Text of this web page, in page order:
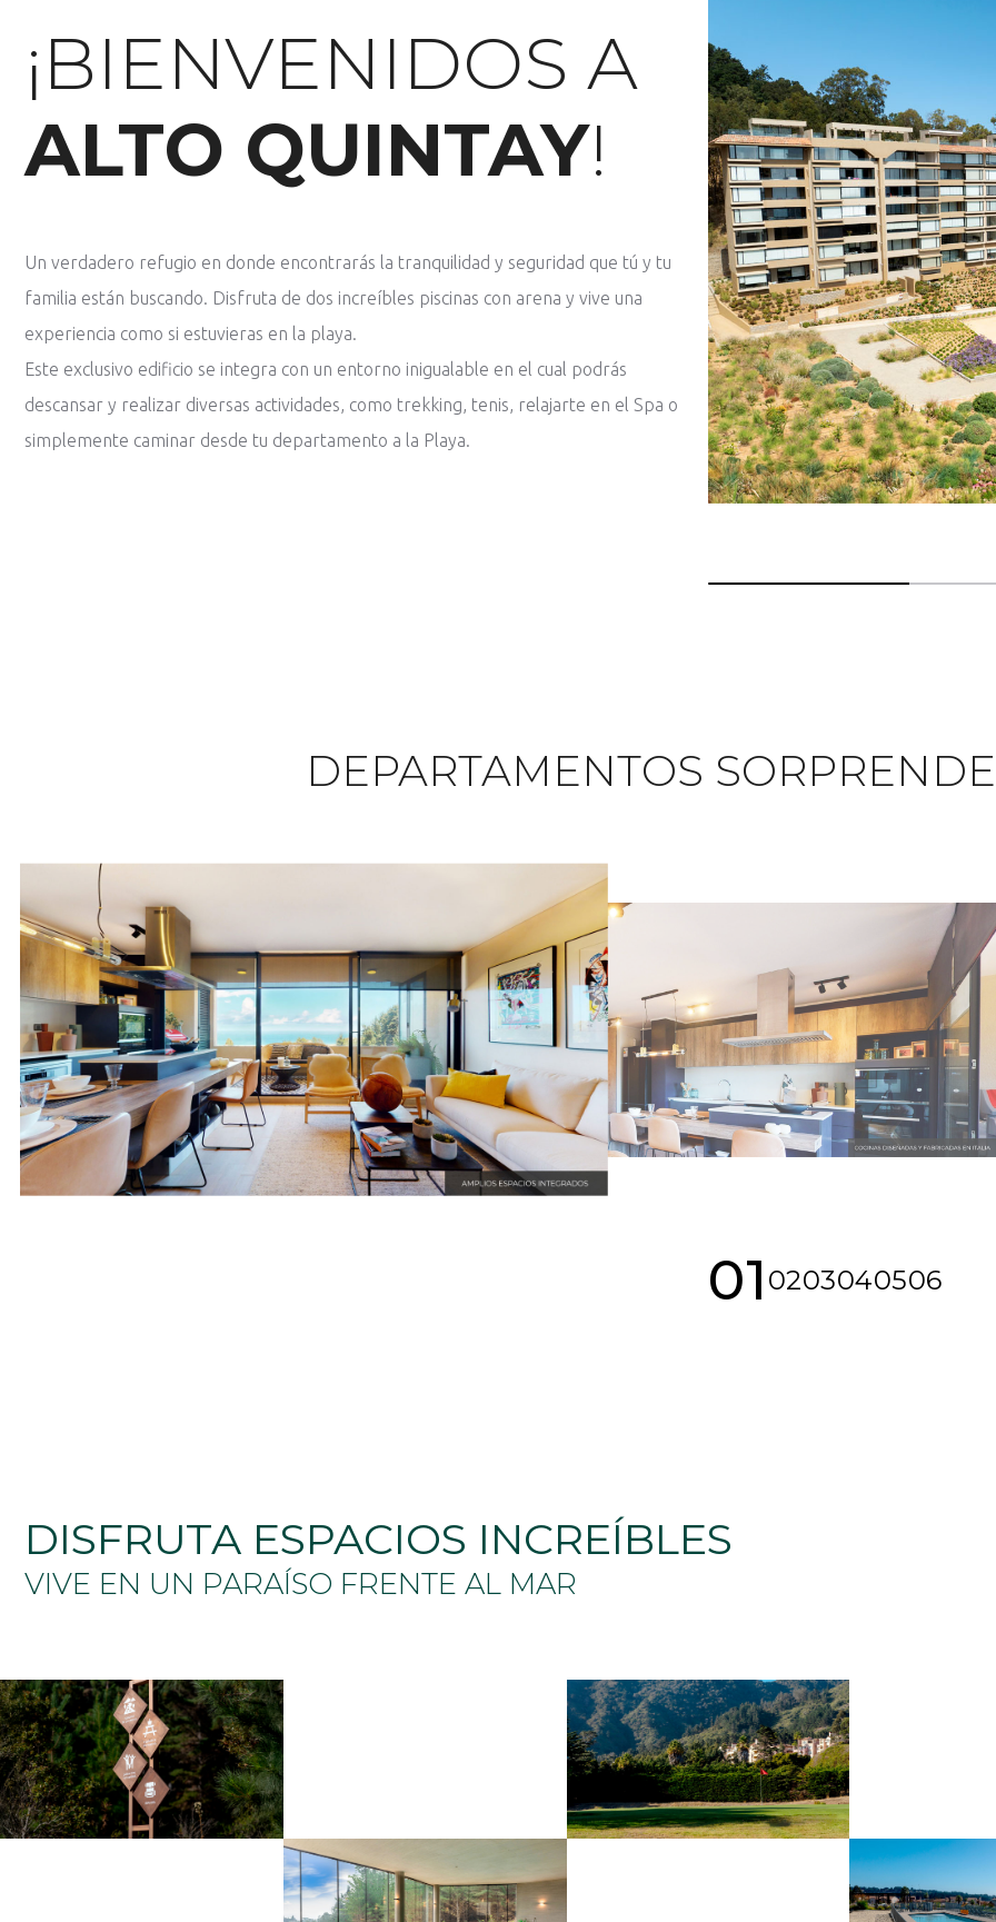
¡BIENVENIDOS A
ALTO QUINTAY!
Un verdadero refugio en donde encontrarás la tranquilidad y seguridad que tú y tu
familia están buscando. Disfruta de dos increíbles piscinas con arena y vive una
experiencia como si estuvieras en la playa.
Este exclusivo edificio se integra con un entorno inigualable en el cual podrás
descansar y realizar diversas actividades, como trekking, tenis, relajarte en el Spa o
simplemente caminar desde tu departamento a la Playa.
33.33333333333333% completed
DEPARTAMENTOS
01 0203040506
DISFRUTA ESPACIOS INCREÍBLES
VIVE EN UN PARAÍSO FRENTE AL MAR